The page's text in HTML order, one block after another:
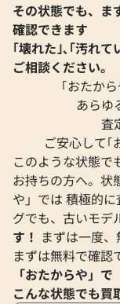
エルメス スカーフ
参考買取価格
27,000円
2026年5月3日時点
その状態でも、ま
確認できます
｢壊れた｣､｢汚れて
ご相談ください。
｢おたか
あらゆ
査
ご安心して｢
このような状態で
お持ちの方へ。状
や」では 積極的
グでも、古いモデ
す！ まずは一度、
まずは無料で確認
「おたからや」で
こんな状態でも買